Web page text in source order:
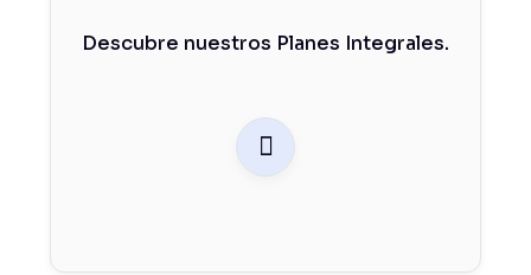
Descubre nuestros Planes Integrales.
